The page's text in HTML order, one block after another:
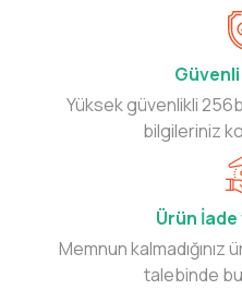
Güvenli
Yüksek güvenlikli
bilgileriniz
Ürün
Memnun
talebinde